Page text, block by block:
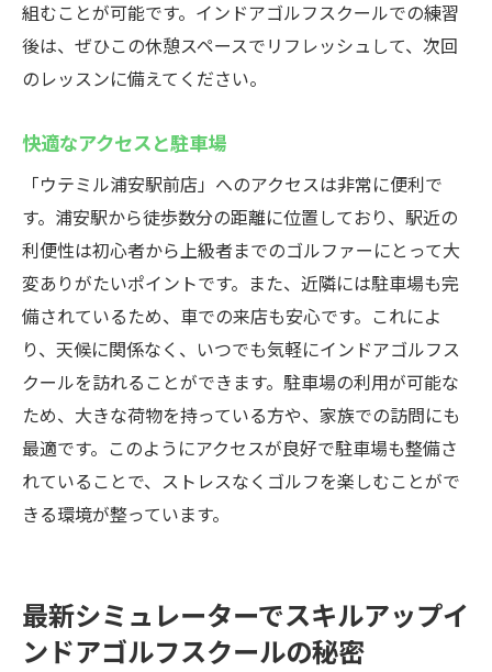
組むことが可能です。インドアゴルフスクールでの練習
後は、ぜひこの休憩スペースでリフレッシュして、次回
のレッスンに備えてください。
快適なアクセスと駐車場
「ウテミル浦安駅前店」へのアクセスは非常に便利で
す。浦安駅から徒歩数分の距離に位置しており、駅近の
利便性は初心者から上級者までのゴルファーにとって大
変ありがたいポイントです。また、近隣には駐車場も完
備されているため、車での来店も安心です。これによ
り、天候に関係なく、いつでも気軽にインドアゴルフス
クールを訪れることができます。駐車場の利用が可能な
ため、大きな荷物を持っている方や、家族での訪問にも
最適です。このようにアクセスが良好で駐車場も整備さ
れていることで、ストレスなくゴルフを楽しむことがで
きる環境が整っています。
最新シミュレーターでスキルアップイ
ンドアゴルフスクールの秘密